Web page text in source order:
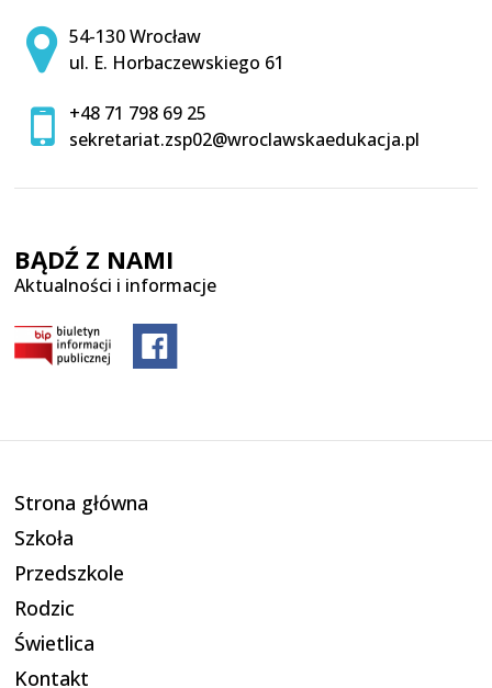
Adres pocztowy:
54-130 Wrocław
ul. E. Horbaczewskiego 61
+48 71 798 69 25
sekretariat.zsp02@wroclawskaedukacja.pl
BĄDŹ Z NAMI
Aktualności i informacje
Strona główna
Szkoła
Przedszkole
Rodzic
Świetlica
Kontakt